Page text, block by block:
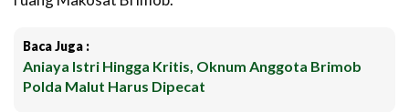
Baca Juga :
Aniaya Istri Hingga Kritis, Oknum Anggota Brimob
Polda Malut Harus Dipecat